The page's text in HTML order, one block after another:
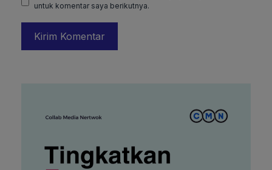
untuk komentar saya berikutnya.